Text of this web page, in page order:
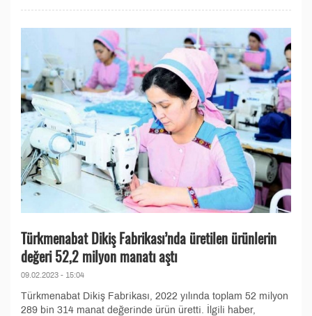
Türkmenabat Dikiş Fabrikası’nda üretilen ürünlerin
değeri 52,2 milyon manatı aştı
09.02.2023 - 15:04
Türkmenabat Dikiş Fabrikası, 2022 yılında toplam 52 milyon
289 bin 314 manat değerinde ürün üretti. İlgili haber,